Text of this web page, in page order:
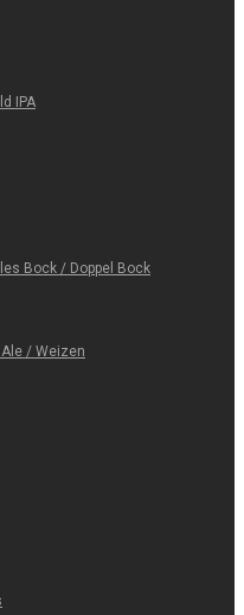
IPA
Bock / Doppel Bock
/ Weizen